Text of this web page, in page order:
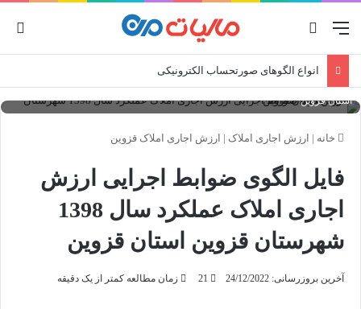
منو
انواع الگوهای صورتحساب الکترونیکی
استان قزوین
خانه | ارزش اجاری املاک | ارزش اجاری املاک قزوین
فایل الگوی ضوابط اجرایی ارزش
اجاری املاک عملکرد سال 1398
شهرستان قزوین استان قزوین
آخرین بروزرسانی: 24/12/2022 21 زمان مطالعه کمتر از یک دقیقه